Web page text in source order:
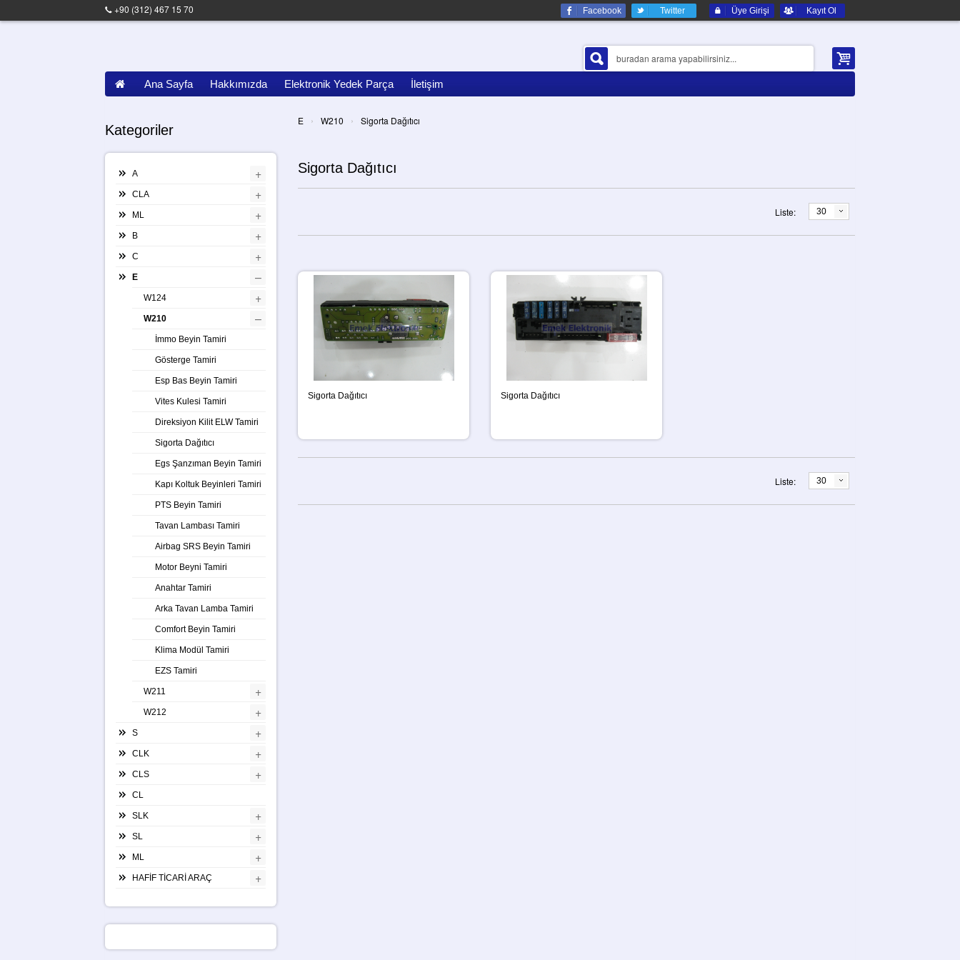
+90 (312) 467 15 70 Facebook Twitter Üye Girişi Kayıt Ol
Ana Sayfa Hakkımızda Elektronik Yedek Parça İletişim
E › W210 › Sigorta Dağıtıcı
Sigorta Dağıtıcı
Liste: 30
Sigorta Dağıtıcı Sigorta Dağıtıcı
Liste: 30
Kategoriler
A +
CLA +
ML +
B +
C +
E –
W124 +
W210 –
İmmo Beyin Tamiri
Gösterge Tamiri
Esp Bas Beyin Tamiri
Vites Kulesi Tamiri
Direksiyon Kilit ELW Tamiri
Sigorta Dağıtıcı
Egs Şanzıman Beyin Tamiri
Kapı Koltuk Beyinleri Tamiri
PTS Beyin Tamiri
Tavan Lambası Tamiri
Airbag SRS Beyin Tamiri
Motor Beyni Tamiri
Anahtar Tamiri
Arka Tavan Lamba Tamiri
Comfort Beyin Tamiri
Klima Modül Tamiri
EZS Tamiri
W211 +
W212 +
S +
CLK +
CLS +
CL
SLK +
SL +
ML +
HAFİF TİCARİ ARAÇ +